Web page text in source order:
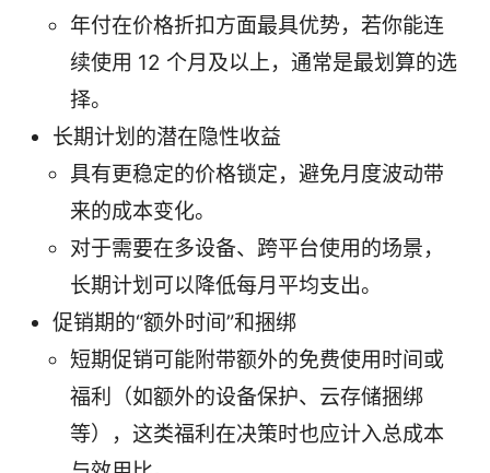
年付在价格折扣方面最具优势，若你能连
续使用 12 个月及以上，通常是最划算的选
择。
长期计划的潜在隐性收益
具有更稳定的价格锁定，避免月度波动带
来的成本变化。
对于需要在多设备、跨平台使用的场景，
长期计划可以降低每月平均支出。
促销期的“额外时间”和捆绑
短期促销可能附带额外的免费使用时间或
福利（如额外的设备保护、云存储捆绑
等），这类福利在决策时也应计入总成本